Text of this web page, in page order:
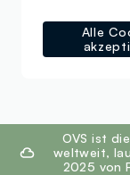
footer.ariatitleOVS ist
weltweit,
2025 von
Alle